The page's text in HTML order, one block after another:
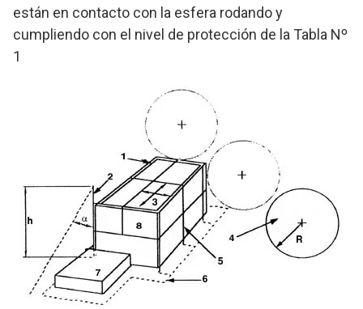
están en contacto con la esfera rodando y
cumpliendo con el nivel de protección de la Tabla Nº
1